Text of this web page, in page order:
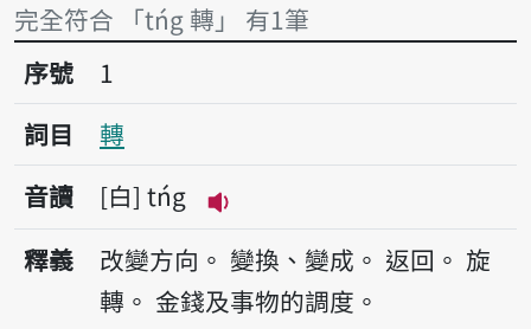
完全符合 「tńg 轉」 有1筆
序號1轉
序號
1
詞目
轉
音讀
白 tńg
播放音讀tńg
釋義 改變方向。 變換、變成。 返回。 旋
轉。 金錢及事物的調度。